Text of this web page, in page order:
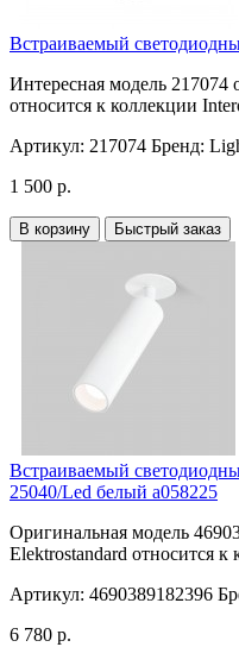
Встраиваемый
Интересная модель 217074
относится к коллекции
Артикул: 217074 Бренд:
1 500 р.
В корзину Быстрый заказ
Встраиваемый
25040/Led белый a058225
Оригинальная модель
Elektrostandard относится
Артикул: 4690389182396
6 780 р.